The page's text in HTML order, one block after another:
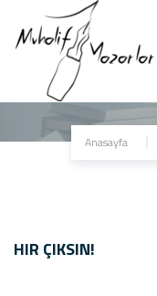
Anasayfa
HIR ÇIKSIN!